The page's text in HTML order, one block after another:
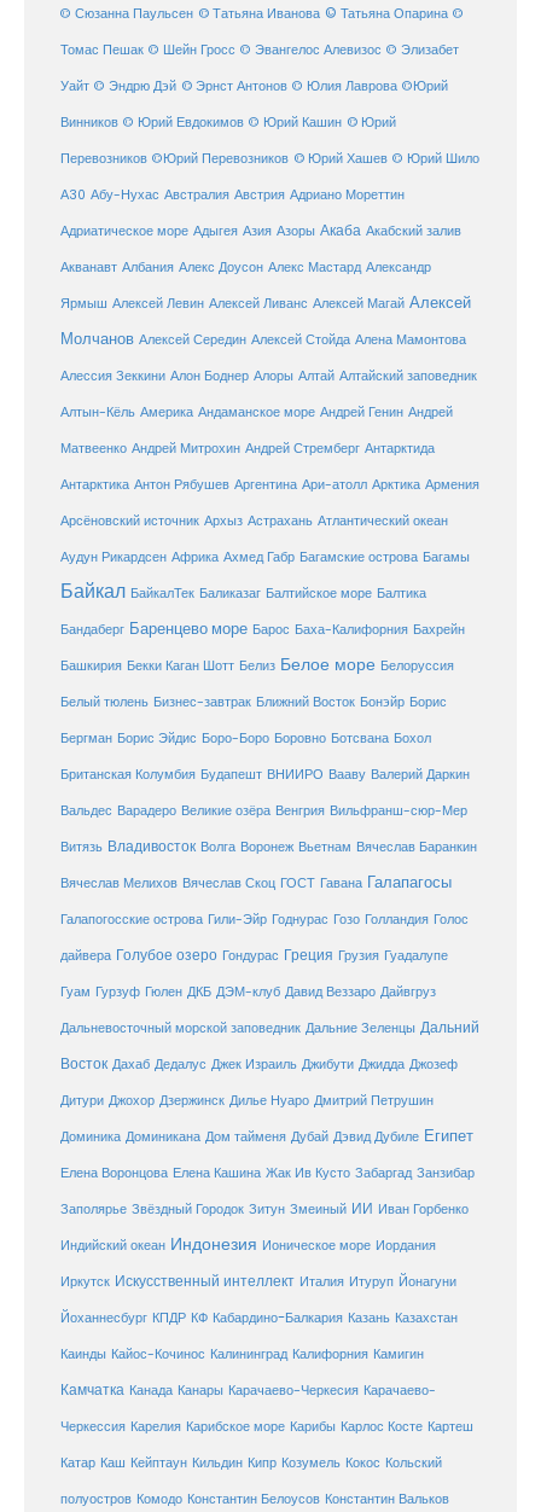
© Сюзанна Паульсен © Татьяна Иванова © Татьяна Опарина ©
Томас Пешак © Шейн Гросс © Эвангелос Алевизос © Элизабет
Уайт © Эндрю Дэй © Эрнст Антонов © Юлия Лаврова ©Юрий
Винников © Юрий Евдокимов © Юрий Кашин © Юрий
Перевозников ©Юрий Перевозников © Юрий Хашев © Юрий Шило
А30 Абу-Нухас Австралия Австрия Адриано Мореттин
Адриатическое море Адыгея Азия Азоры Акаба Акабский залив
Акванавт Албания Алекс Доусон Алекс Мастард Александр
Ярмыш Алексей Левин Алексей Ливанс Алексей Магай Алексей
Молчанов Алексей Середин Алексей Стойда Алена Мамонтова
Алессия Зеккини Алон Боднер Алоры Алтай Алтайский заповедник
Алтын-Кёль Америка Андаманское море Андрей Генин Андрей
Матвеенко Андрей Митрохин Андрей Стремберг Антарктида
Антарктика Антон Рябушев Аргентина Ари-атолл Арктика Армения
Арсёновский источник Архыз Астрахань Атлантический океан
Аудун Рикардсен Африка Ахмед Габр Багамские острова Багамы
Байкал БайкалТек Баликазаг Балтийское море Балтика
Бандаберг Баренцево море Барос Баха-Калифорния Бахрейн
Башкирия Бекки Каган Шотт Белиз Белое море Белоруссия
Белый тюлень Бизнес-завтрак Ближний Восток Бонэйр Борис
Бергман Борис Эйдис Боро-Боро Боровно Ботсвана Бохол
Британская Колумбия Будапешт ВНИИРО Вааву Валерий Даркин
Вальдес Варадеро Великие озёра Венгрия Вильфранш-сюр-Мер
Витязь Владивосток Волга Воронеж Вьетнам Вячеслав Баранкин
Вячеслав Мелихов Вячеслав Скоц ГОСТ Гавана Галапагосы
Галапогосские острова Гили-Эйр Годнурас Гозо Голландия Голос
дайвера Голубое озеро Гондурас Греция Грузия Гуадалупе
Гуам Гурзуф Гюлен ДКБ ДЭМ-клуб Давид Веззаро Дайвгруз
Дальневосточный морской заповедник Дальние Зеленцы Дальний
Восток Дахаб Дедалус Джек Израиль Джибути Джидда Джозеф
Дитури Джохор Дзержинск Дилье Нуаро Дмитрий Петрушин
Доминика Доминикана Дом тайменя Дубай Дэвид Дубиле Египет
Елена Воронцова Елена Кашина Жак Ив Кусто Забаргад Занзибар
Заполярье Звёздный Городок Зитун Змеиный ИИ Иван Горбенко
Индийский океан Индонезия Ионическое море Иордания
Иркутск Искусственный интеллект Италия Итуруп Йонагуни
Йоханнесбург КПДР КФ Кабардино-Балкария Казань Казахстан
Каинды Кайос-Кочинос Калининград Калифорния Камигин
Камчатка Канада Канары Карачаево-Черкесия Карачаево-
Черкессия Карелия Карибское море Карибы Карлос Косте Картеш
Катар Каш Кейптаун Кильдин Кипр Козумель Кокос Кольский
полуостров Комодо Константин Белоусов Константин Вальков